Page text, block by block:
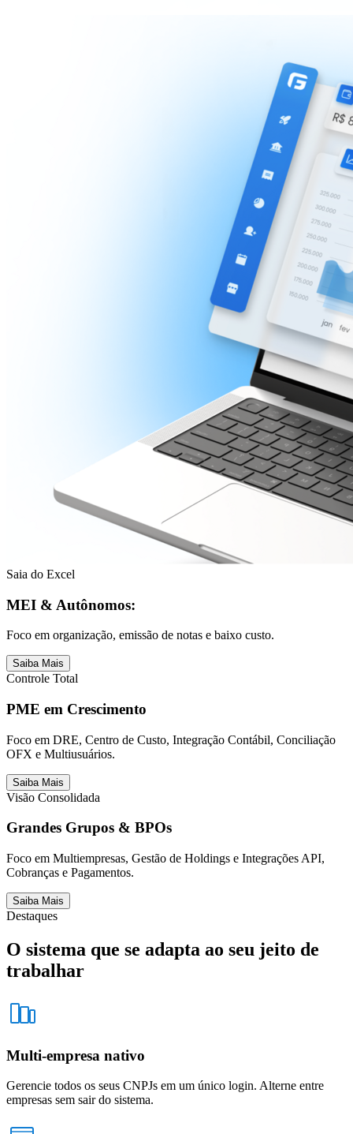
Saia do Excel
MEI & Autônomos:
Foco em organização, emissão de notas e baixo custo.
Saiba Mais
Controle Total
PME em Crescimento
Foco em DRE, Centro de Custo, Integração Contábil, Conciliação
OFX e Multiusuários.
Saiba Mais
Visão Consolidada
Grandes Grupos & BPOs
Foco em Multiempresas, Gestão de Holdings e Integrações API,
Cobranças e Pagamentos.
Saiba Mais
Destaques
O sistema que se adapta ao seu jeito de
trabalhar
Multi-empresa nativo
Gerencie todos os seus CNPJs em um único login. Alterne entre
empresas sem sair do sistema.